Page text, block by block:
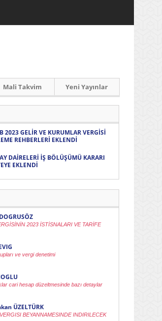
Mali Takvim Yeni Yayınlar
2023 GELİR VE KURUMLAR VERGİSİ
REHBERLERİ EKLENDİ
DAİRELERİ İŞ BÖLÜŞÜMÜ KARARI
EKLENDİ
2023 İSTİSNALARI VE TARİFE
ve vergi denetimi
cari hesap düzeltmesinde bazı detaylar
ÜZELTÜRK
BEYANNAMESINDE INDIRILECEK